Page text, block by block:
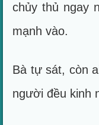
chủy thủ ngay
mạnh vào.
Bà tự sát, còn
người đều kinh